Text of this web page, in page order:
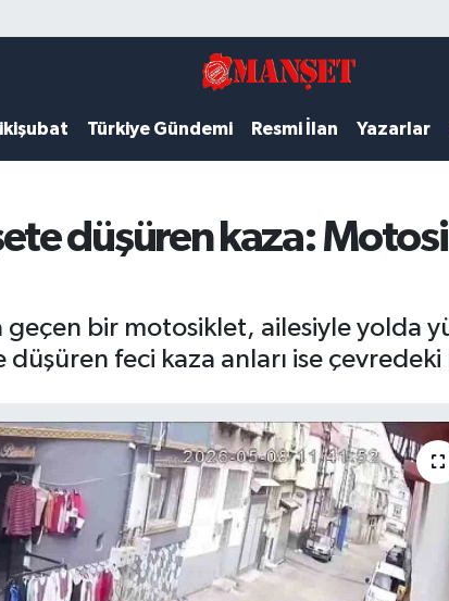
Türkiye Gündemi Resmi İlan Yazarlar
düşüren kaza:
geçen bir motosiklet, ailesiyle yolda
feci kaza anları ise çevredeki